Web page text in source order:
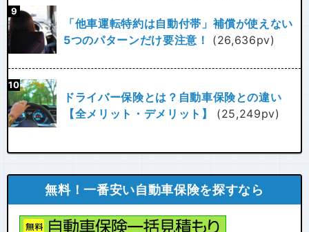
「他車運転特約は自動付帯」補償が使えない
5つのパターンだけ要注意！
(26,636pv)
ドライバー保険とは？自動車保険との違い
【全メリット・デメリット】
(25,249pv)
無料！一番安い自動車保険を探すなら